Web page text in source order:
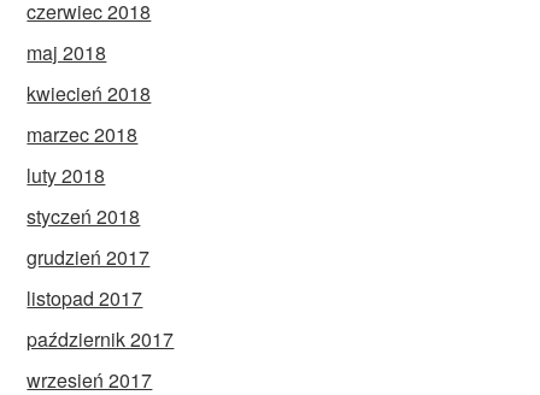
czerwiec 2018
maj 2018
kwiecień 2018
marzec 2018
luty 2018
styczeń 2018
grudzień 2017
listopad 2017
październik 2017
wrzesień 2017